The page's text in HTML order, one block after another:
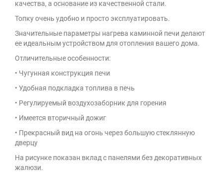
качества, а основание из качественной стали.
Топку очень удобно и просто эксплуатировать.
Значительные параметры нагрева каминной печи делают
ее идеальным устройством для отопления вашего дома.
Отличительные особенности:
• Чугунная конструкция печи
• Удобная подкладка топлива в печь
• Регулируемый воздухозаборник для горения
• Имеется вторичный дожиг
• Прекрасный вид на огонь через большую стеклянную
дверцу
На рисунке показан вклад с панелями без декоративных
жалюзи.